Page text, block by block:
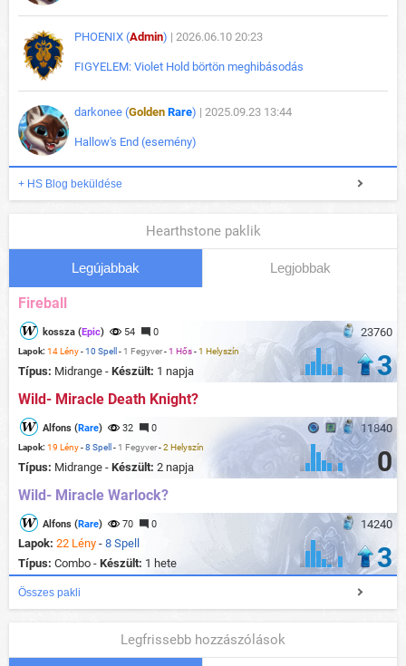
PHOENIX (Admin) | 2026.06.10 20:23
FIGYELEM: Violet Hold börtön meghibásodás
darkonee (Golden Rare) | 2025.09.23 13:44
Hallow's End (esemény)
+ HS Blog beküldése
Hearthstone paklik
Legújabbak Legjobbak
Fireball
23760
kossza (Epic) 54 0
Lapok: 14 Lény-10 Spell - 1 Fegyver-1 Hős-1 Helyszín
Típus: Midrange - Készült: 1 napja 3
Wild- Miracle Death Knight?
11840
Alfons (Rare) 32 0
Lapok: 19 Lény-8 Spell - 1 Fegyver-2 Helyszín
Típus: Midrange - Készült: 2 napja 0
Wild- Miracle Warlock?
14240
Alfons (Rare) 70 0
Lapok: 22 Lény - 8 Spell
Típus: Combo - Készült: 1 hete 3
Összes pakli
Legfrissebb hozzászólások